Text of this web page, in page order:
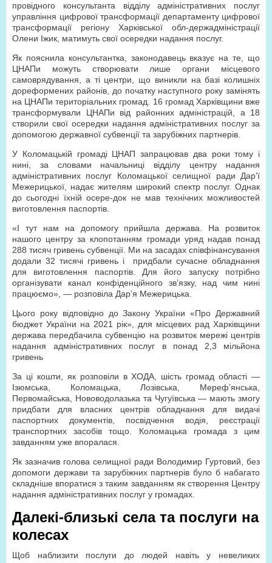
провідного консультанта відділу адміністративних послуг
управління цифрової трансформації департаменту цифрової
трансформації регіону Харківської обл-держадміністрації
Олени Іжик, матимуть свої осередки надання послуг.
Як пояснила консультантка, законодавець вказує на те, що
ЦНАПи можуть створювати лише органи місцевого
самоврядування, а ті центри, що виникли на базі колишніх
дореформених районів, до початку наступного року замінять
на ЦНАПи територіальних громад. 16 громад Харківщини вже
трансформували ЦНАПи від районних адміністрацій, а 18
створили свої осередки надання адміністративних послуг за
допомогою державної субвенції та зарубіжних партнерів.
У Коломацькій громаді ЦНАП запрацював два роки тому і
нині, за словами начальниці відділу центру надання
адміністративних послуг Коломацької селищної ради Дар’ї
Межерицької, надає жителям широкий спектр послуг. Однак
до сьогодні їхній осере-док не мав технічних можливостей
виготовлення паспортів.
«І тут нам на допомогу прийшла держава. На розвиток
нашого центру за клопотанням громади уряд надав понад
288 тисяч гривень субвенції. Ми на засадах співфінансування
додали 32 тисячі гривень і придбали сучасне обладнання
для виготовлення паспортів. Для його запуску потрібно
організувати канал конфіденційного зв’язку, над чим нині
працюємо», — розповіла Дар’я Межерицька.
Цього року відповідно до Закону України «Про Державний
бюджет України на 2021 рік», для місцевих рад Харківщини
держава передбачила субвенцію на розвиток мережі центрів
надання адміністративних послуг в понад 2,3 мільйона
гривень
За ці кошти, як розповіли в ХОДА, шість громад області —
Ізюмська, Коломацька, Лозівська, Мереф’янська,
Первомайська, Нововодолазька та Чугуївська — мають змогу
придбати для власних центрів обладнання для видачі
паспортних документів, посвідчення водія, реєстрації
транспортних засобів тощо. Коломацька громада з цим
завданням уже впоралася.
Як зазначив голова селищної ради Володимир Гуртовий, без
допомоги держави та зарубіжних партнерів було б набагато
складніше впоратися з таким завданням як створення Центру
надання адміністративних послуг у громадах.
Далекі-близькі села та послуги на
колесах
Щоб наблизити послуги до людей навіть у невеликих